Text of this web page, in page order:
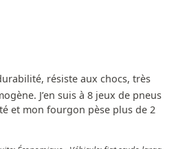
résiste aux chocs, très
J’en suis à 8 jeux de pneus
et mon fourgon pèse plus de 2